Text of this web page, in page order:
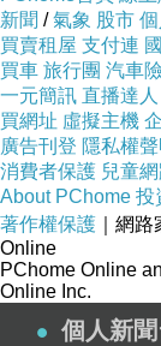
新聞 /氣象 股市
買賣租屋 支付連
買車 旅行團 汽車
一元簡訊 直播達人
買網址 虛擬主機
廣告刊登 隱私權聲
消費者保護 兒童
About PChome 投
著作權保護 ｜網
Online
PChome Online
Online Inc.
個人新